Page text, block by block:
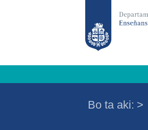
Bo ta aki: >